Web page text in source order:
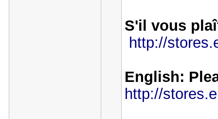
S'il vous
http://
English:
http://